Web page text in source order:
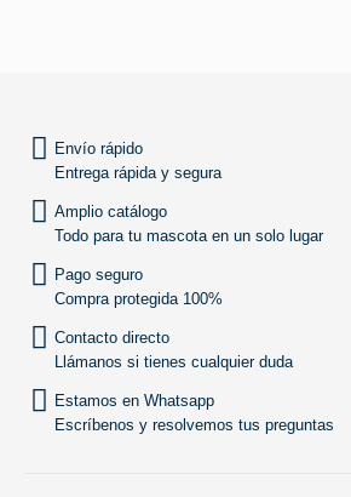
Envío rápido
Entrega rápida y segura
Amplio catálogo
Todo para tu mascota en un solo lugar
Pago seguro
Compra protegida 100%
Contacto directo
Llámanos si tienes cualquier duda
Estamos en Whatsapp
Escríbenos y resolvemos tus preguntas